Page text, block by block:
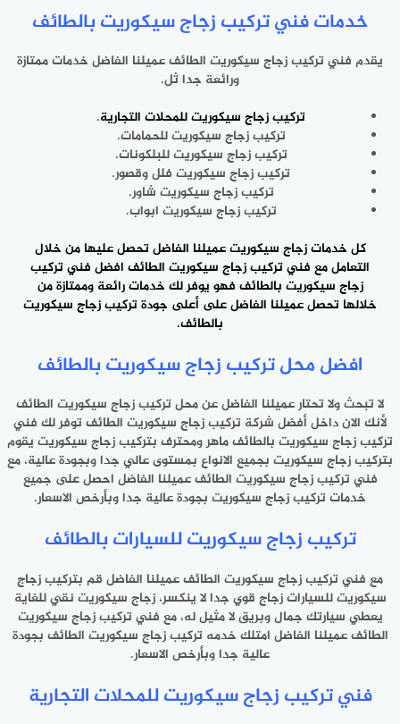
خدمات فني تركيب زجاج سيكوريت بالطائف
يقدم فني تركيب زجاج سيكوريت الطائف عميلنا الفاضل خدمات ممتازة
ورائعة جدا ثل.
تركيب زجاج سيكوريت للمحلات التجارية.
تركيب زجاج سيكوريت للحمامات.
تركيب زجاج سيكوريت للبلكونات.
تركيب زجاج سيكوريت فلل وقصور.
تركيب زجاج سيكوريت شاور.
تركيب زجاج سيكوريت ابواب.
كل خدمات زجاج سيكوريت عميلنا الفاضل تحصل عليها من خلال
التعامل مع فني تركيب زجاج سيكوريت الطائف افضل فني تركيب
زجاج سيكوريت بالطائف فهو يوفر لك خدمات رائعة وممتازة من
خلالها تحصل عميلنا الفاضل على أعلى جودة تركيب زجاج سيكوريت
بالطائف.
افضل محل تركيب زجاج سيكوريت بالطائف
لا تبحث ولا تحتار عميلنا الفاضل عن محل تركيب زجاج سيكوريت الطائف
لأنك الان داخل أفضل شركة تركيب زجاج سيكوريت الطائف توفر لك فني
تركيب زجاج سيكوريت بالطائف ماهر ومحترف بتركيب زجاج سيكوريت يقوم
بتركيب زجاج سيكوريت بجميع الانواع بمستوى عالي جدا وبجودة عالية، مع
فني تركيب زجاج سيكوريت الطائف عميلنا الفاضل احصل على جميع
خدمات تركيب زجاج سيكوريت بجودة عالية جدا وبأرخص الاسعار.
تركيب زجاج سيكوريت للسيارات بالطائف
مع فني تركيب زجاج سيكوريت الطائف عميلنا الفاضل قم بتركيب زجاج
سيكوريت للسيارات زجاج قوي جدا لا ينكسر، زجاج سيكوريت نقي للغاية
يعطي سيارتك جمال وبريق لا مثيل له، مع فني تركيب زجاج سيكوريت
الطائف عميلنا الفاضل امتلك خدمه تركيب زجاج سيكوريت الطائف بجودة
عالية جدا وبأرخص الاسعار.
فني تركيب زجاج سيكوريت للمحلات التجارية